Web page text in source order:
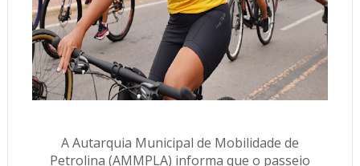
A Autarquia Municipal de Mobilidade de
Petrolina (AMMPLA) informa que o passeio